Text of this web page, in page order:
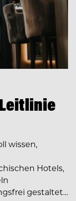
wissen,
Hotels,
gestaltet…